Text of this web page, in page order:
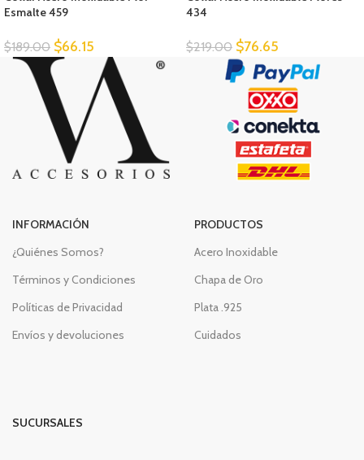
Esmalte 459
$189.00 $66.15
434
$219.00 $76.65
INFORMACIÓN
¿Quiénes Somos?
Términos y Condiciones
Políticas de Privacidad
Envíos y devoluciones
PRODUCTOS
Acero Inoxidable
Chapa de Oro
Plata .925
Cuidados
SUCURSALES